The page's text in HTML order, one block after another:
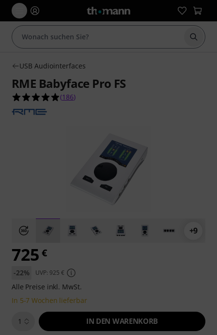
Suche
USB Audiointerfaces
RME Babyface Pro FS
4.9 von 5 Sternen aus 186 Kundenbewertungen
(186)
+9
725 €
-22% UVP: 925 €
Alle Preise inkl. MwSt.
In 5-7 Wochen lieferbar
1 IN DEN WARENKORB